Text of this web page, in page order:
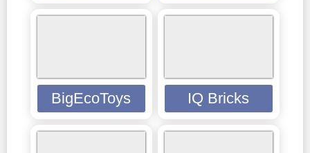
BigEcoToys IQ Bricks